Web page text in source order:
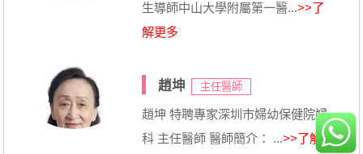
生導師中山大學附屬第一醫...>>了
解更多
趙坤 主任醫師
趙坤 特聘專家深圳市婦幼保健院婦
科 主任醫師 醫師簡介： ...>>了解更